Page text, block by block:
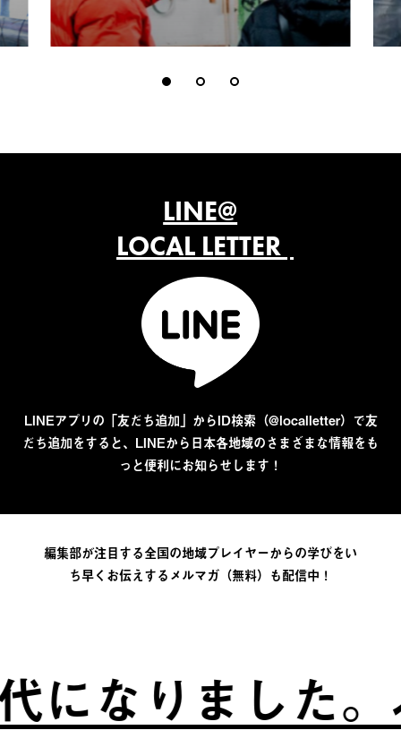
LINE@
LOCAL LETTER
LINEアプリの「友だち追加」からID検索（@localletter）で友
だち追加をすると、LINEから日本各地域のさまざまな情報をも
っと便利にお知らせします！
編集部が注目する全国の地域プレイヤーからの学びをい
ち早くお伝えするメルマガ（無料）も配信中！
なりました。ふ